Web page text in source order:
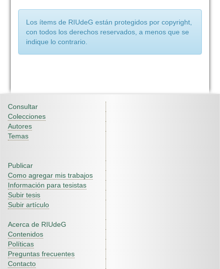
Los ítems de RIUdeG están protegidos por copyright,
con todos los derechos reservados, a menos que se
indique lo contrario.
Consultar
Colecciones
Autores
Temas
Publicar
Como agregar mis trabajos
Información para tesistas
Subir tesis
Subir artículo
Acerca de RIUdeG
Contenidos
Políticas
Preguntas frecuentes
Contacto